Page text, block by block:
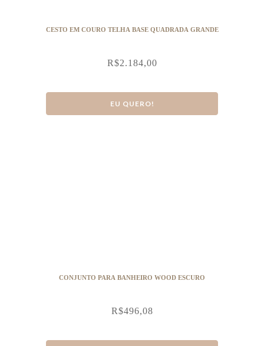
CESTO EM COURO TELHA BASE QUADRADA GRANDE
R$2.184,00
EU QUERO!
CONJUNTO PARA BANHEIRO WOOD ESCURO
R$496,08